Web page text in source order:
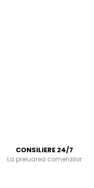
CONSILIERE 24/7
La preluarea comenzilor